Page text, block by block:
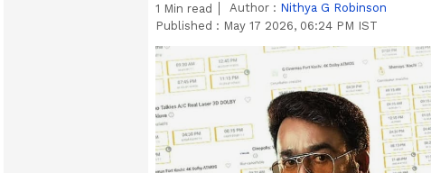
1 Min read Author : Nithya G Robinson
Published : May 17 2026, 06:24 PM IST